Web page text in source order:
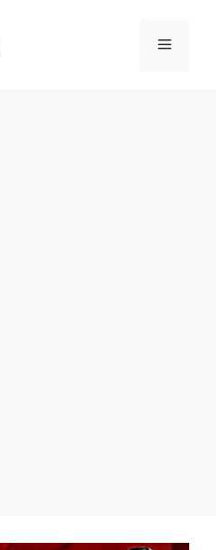
Menu